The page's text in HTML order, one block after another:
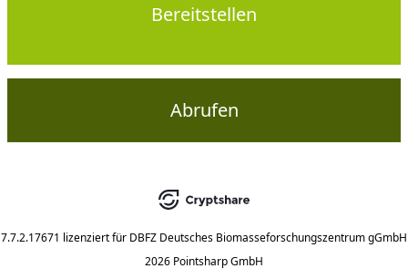
Bereitstellen
Abrufen
7.7.2.17671 lizenziert für DBFZ Deutsches Biomasseforschungszentrum gGmbH
2026 Pointsharp GmbH